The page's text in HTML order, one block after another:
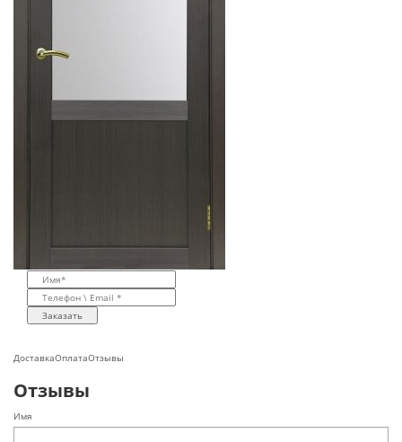
Заказать
ДоставкаОплатаОтзывы
Отзывы
Имя